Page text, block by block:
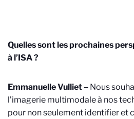
Quelles sont les prochaines
à l’ISA ?
Emmanuelle Vulliet – Nous
l’imagerie multimodale à nos
pour non seulement identifier et